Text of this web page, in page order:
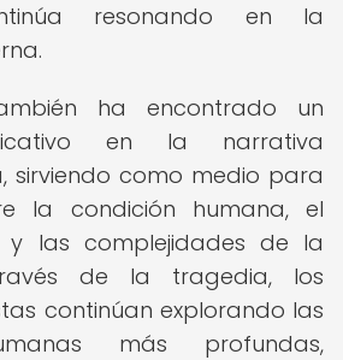
resonando en la
ha encontrado un
en la narrativa
sirviendo como medio para
la condición humana, el
y las complejidades de la
de la tragedia, los
continúan explorando las
más profundas,